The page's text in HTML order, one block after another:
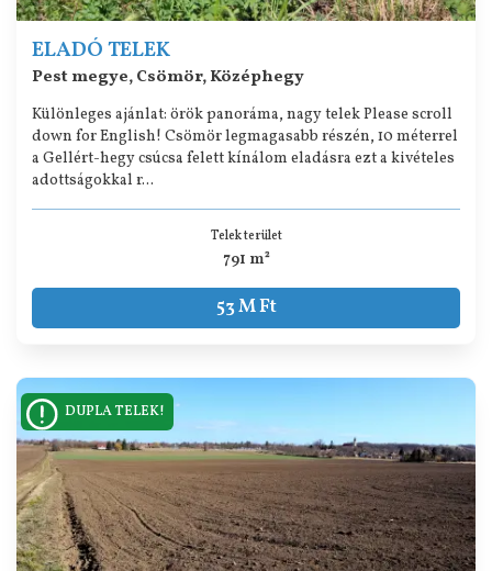
ELADÓ TELEK
Pest megye, Csömör, Középhegy
Különleges ajánlat: örök panoráma, nagy telek Please scroll
down for English! Csömör legmagasabb részén, 10 méterrel
a Gellért-hegy csúcsa felett kínálom eladásra ezt a kivételes
adottságokkal r...
Telek terület
791 m²
53 M Ft
DUPLA TELEK!